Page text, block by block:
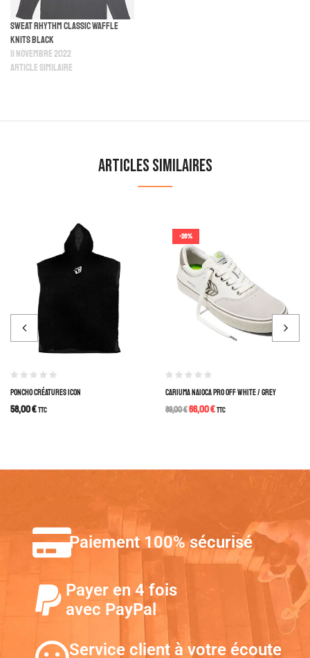
Sweat Rhythm Classic Waffle
Knits Black
11 novembre 2022
Article similaire
Articles similaires
PONCHO CRÉATURES ICON
58,00€TTC
-26%
CARIUMA NAIOCA PRO OFF WHITE / GREY
89,00€66,00€TTC
Paiement 100% sécurisé
Payer en 4 fois
avec PayPal
Service client à votre écoute